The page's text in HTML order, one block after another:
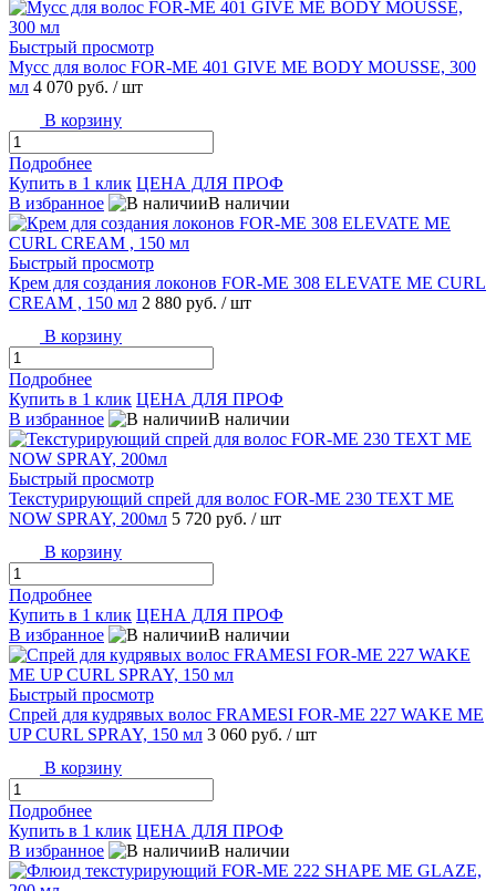
Быстрый просмотр
Мусс для волос FOR-ME 401 GIVE ME BODY MOUSSE, 300
мл 4 070 руб. / шт
В корзину
Подробнее
Купить в 1 клик ЦЕНА ДЛЯ ПРОФ
В избранное
В наличии
Быстрый просмотр
Крем для создания локонов FOR-ME 308 ELEVATE ME CURL
CREAM , 150 мл 2 880 руб. / шт
В корзину
Подробнее
Купить в 1 клик ЦЕНА ДЛЯ ПРОФ
В избранное
В наличии
Быстрый просмотр
Текстурирующий спрей для волос FOR-ME 230 TEXT ME
NOW SPRAY, 200мл 5 720 руб. / шт
В корзину
Подробнее
Купить в 1 клик ЦЕНА ДЛЯ ПРОФ
В избранное
В наличии
Быстрый просмотр
Спрей для кудрявых волос FRAMESI FOR-ME 227 WAKE ME
UP CURL SPRAY, 150 мл 3 060 руб. / шт
В корзину
Подробнее
Купить в 1 клик ЦЕНА ДЛЯ ПРОФ
В избранное
В наличии